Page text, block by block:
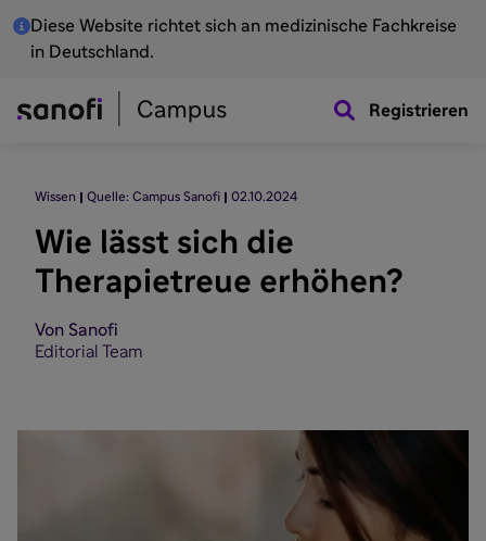
Diese Website richtet sich an medizinische Fachkreise
in Deutschland.
Registrieren
Wissen Quelle: Campus Sanofi 02.10.2024
Wie lässt sich die
Therapietreue erhöhen?
Von Sanofi
Editorial Team